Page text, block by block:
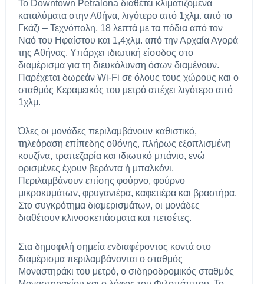
Το Downtown Petralona διαθέτει κλιματιζόμενα
καταλύματα στην Αθήνα, λιγότερο από 1χλμ. από το
Γκάζι – Τεχνόπολη, 18 λεπτά με τα πόδια από τον
Ναό του Ηφαίστου και 1,4χλμ. από την Αρχαία Αγορά
της Αθήνας. Υπάρχει ιδιωτική είσοδος στο
διαμέρισμα για τη διευκόλυνση όσων διαμένουν.
Παρέχεται δωρεάν Wi-Fi σε όλους τους χώρους και ο
σταθμός Κεραμεικός του μετρό απέχει λιγότερο από
1χλμ.
Όλες οι μονάδες περιλαμβάνουν καθιστικό,
τηλεόραση επίπεδης οθόνης, πλήρως εξοπλισμένη
κουζίνα, τραπεζαρία και ιδιωτικό μπάνιο, ενώ
ορισμένες έχουν βεράντα ή μπαλκόνι.
Περιλαμβάνουν επίσης φούρνο, φούρνο
μικροκυμάτων, φρυγανιέρα, καφετιέρα και βραστήρα.
Στο συγκρότημα διαμερισμάτων, οι μονάδες
διαθέτουν κλινοσκεπάσματα και πετσέτες.
Στα δημοφιλή σημεία ενδιαφέροντος κοντά στο
διαμέρισμα περιλαμβάνονται ο σταθμός
Μοναστηράκι του μετρό, ο σιδηροδρομικός σταθμός